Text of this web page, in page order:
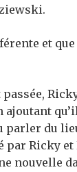
et
du
Ricky
nouvelle